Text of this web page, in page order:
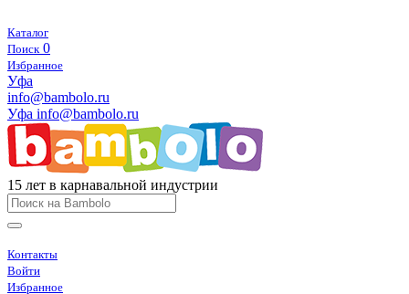
Каталог
Поиск 0
Избранное
Уфа
info@bambolo.ru
Уфа info@bambolo.ru
15 лет в карнавальной индустрии
Контакты
Войти
Избранное